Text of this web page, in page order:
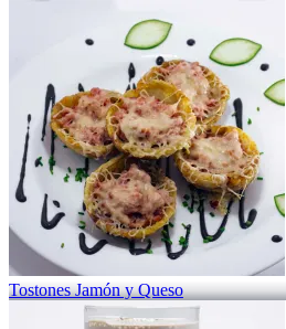
Tostones Jamón y Queso